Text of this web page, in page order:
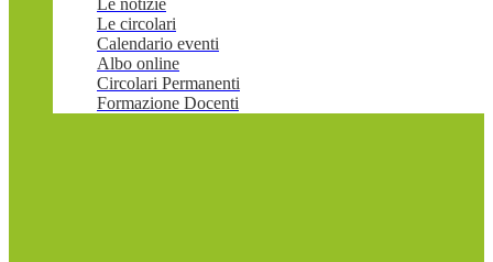
Le notizie
Le circolari
Calendario eventi
Albo online
Circolari Permanenti
Formazione Docenti